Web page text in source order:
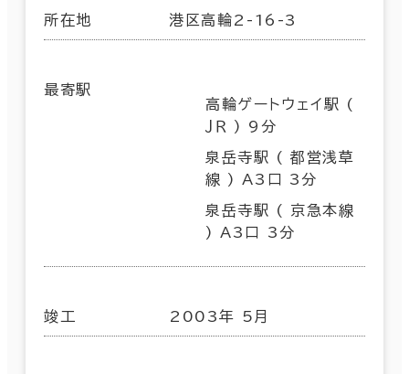
所在地 港区高輪2-16-3
最寄駅
高輪ゲートウェイ駅 (
ＪＲ ) 9分
泉岳寺駅 ( 都営浅草
線 ) A3口 3分
泉岳寺駅 ( 京急本線
) A3口 3分
竣工 2003年 5月